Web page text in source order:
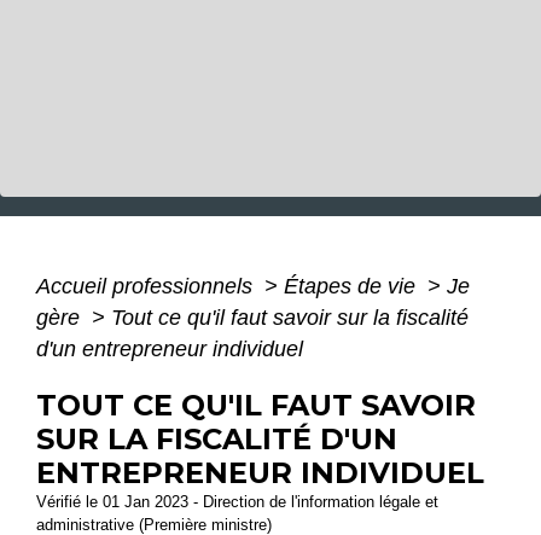
Accueil professionnels > Étapes de vie > Je
gère > Tout ce qu'il faut savoir sur la fiscalité
d'un entrepreneur individuel
TOUT CE QU'IL FAUT SAVOIR
SUR LA FISCALITÉ D'UN
ENTREPRENEUR INDIVIDUEL
Vérifié le 01 Jan 2023 - Direction de l'information légale et
administrative (Première ministre)